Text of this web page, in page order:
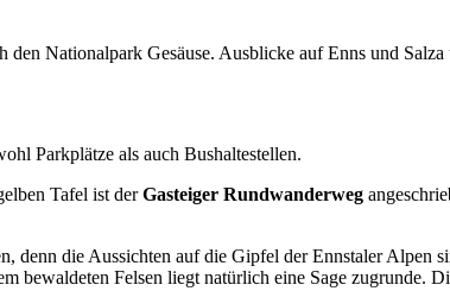
Nationalpark Gesäuse. Ausblicke auf Enns und
Parkplätze als auch Bushaltestellen.
Tafel ist derGasteiger Rundwanderweg
denn die Aussichten auf die Gipfel der Ennstaler Alpen
bewaldeten Felsen liegt natürlich eine Sage zugrunde.